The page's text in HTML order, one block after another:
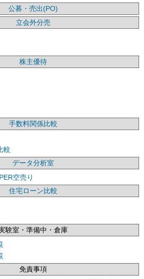
公募・売出(PO)
立会外分売
株主優待
手数料関係比較
較
データ分析室
空売り
住宅ローン比較
験室・準備中・倉庫
免責事項